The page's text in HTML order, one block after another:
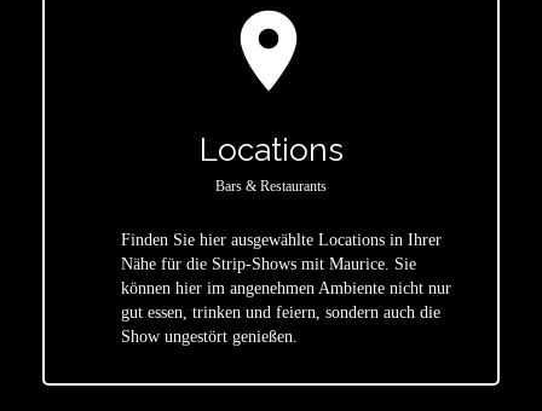
location_on
Locations
Bars & Restaurants
Finden Sie hier ausgewählte Locations in Ihrer
Nähe für die Strip-Shows mit Maurice. Sie
können hier im angenehmen Ambiente nicht nur
gut essen, trinken und feiern, sondern auch die
Show ungestört genießen.